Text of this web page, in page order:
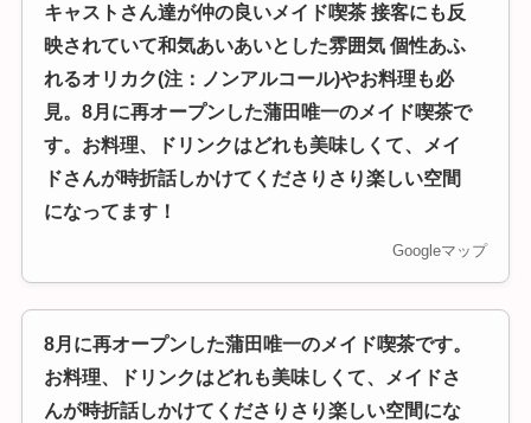
キャストさん達が仲の良いメイド喫茶 接客にも反
映されていて和気あいあいとした雰囲気 個性あふ
れるオリカク(注：ノンアルコール)やお料理も必
見。8月に再オープンした蒲田唯一のメイド喫茶で
す。お料理、ドリンクはどれも美味しくて、メイ
ドさんが時折話しかけてくださりさり楽しい空間
になってます！
Googleマップ
8月に再オープンした蒲田唯一のメイド喫茶です。
お料理、ドリンクはどれも美味しくて、メイドさ
んが時折話しかけてくださりさり楽しい空間にな